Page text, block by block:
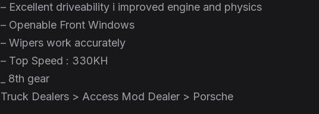
– Excellent driveability i improved engine and physics
– Openable Front Windows
– Wipers work accurately
– Top Speed : 330KH
_ 8th gear
Truck Dealers > Access Mod Dealer > Porsche